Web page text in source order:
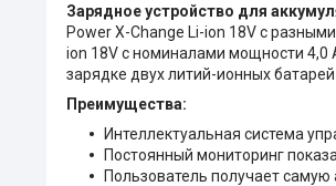
Зарядное устройство для
Power X-Change Li-ion 18V с
ion 18V с номиналами мощности 4,0
зарядке двух литий-ионных батарей
Преимущества:
Интеллектуальная система
Постоянный мониторинг
Пользователь получает